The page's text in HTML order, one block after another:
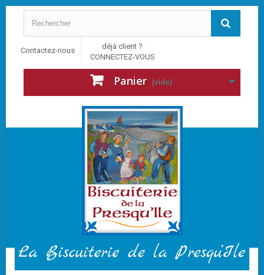
Contactez-nous
déjà client ?
CONNECTEZ-VOUS
Panier (vide)